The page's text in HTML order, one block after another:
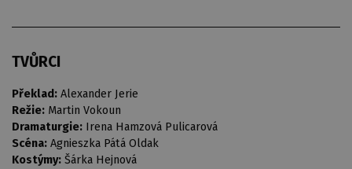
TVŮRCI
Překlad: Alexander Jerie
Režie: Martin Vokoun
Dramaturgie: Irena Hamzová Pulicarová
Scéna: Agnieszka Pátá Oldak
Kostýmy: Šárka Hejnová